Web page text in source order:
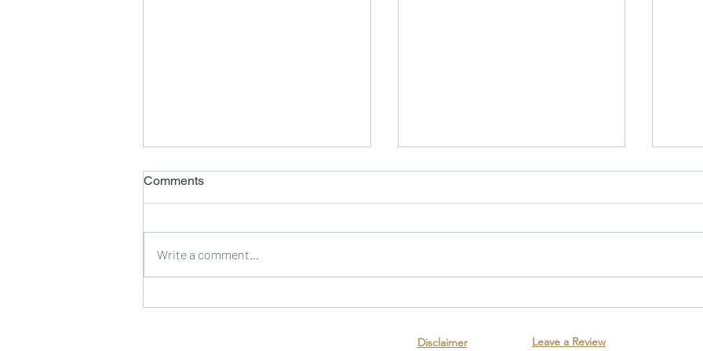
Comments
Write a comment...
Disclaimer Leave a Review